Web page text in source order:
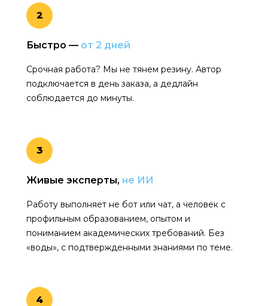
2
Быстро — от 2 дней
Срочная работа? Мы не тянем резину. Автор
подключается в день заказа, а дедлайн
соблюдается до минуты.
3
Живые эксперты, не ИИ
Работу выполняет не бот или чат, а человек с
профильным образованием, опытом и
пониманием академических требований. Без
«воды», с подтвержденными знаниями по теме.
4